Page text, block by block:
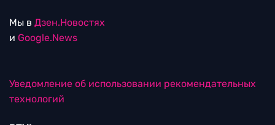
Мы в Дзен.Новостях
и Google.News
Уведомление об использовании рекомендательных
технологий